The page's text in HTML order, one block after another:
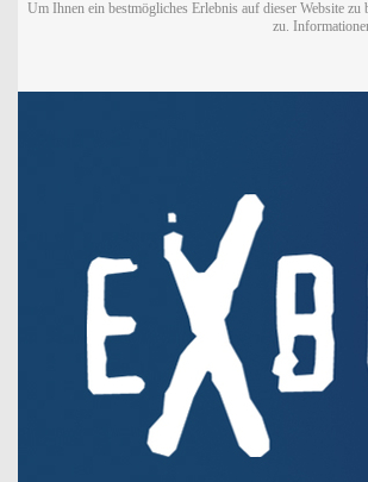
Um Ihnen ein bestmögliches Erlebnis auf dieser Website
zu.